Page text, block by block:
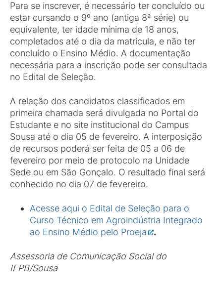
Para se inscrever, é necessário ter concluído ou
estar cursando o 9º ano (antiga 8ª série) ou
equivalente, ter idade mínima de 18 anos,
completados até o dia da matrícula, e não ter
concluído o Ensino Médio. A documentação
necessária para a inscrição pode ser consultada
no Edital de Seleção.
A relação dos candidatos classificados em
primeira chamada será divulgada no Portal do
Estudante e no site institucional do Campus
Sousa até o dia 05 de fevereiro. A interposição
de recursos poderá ser feita de 05 a 06 de
fevereiro por meio de protocolo na Unidade
Sede ou em São Gonçalo. O resultado final será
conhecido no dia 07 de fevereiro.
Acesse aqui o Edital de Seleção para o
Curso Técnico em Agroindústria Integrado
ao Ensino Médio pelo Proeja
.
Assessoria de Comunicação Social do
IFPB/Sousa